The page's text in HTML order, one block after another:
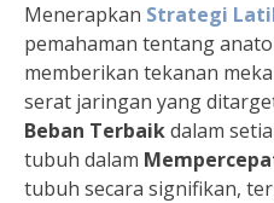
Menerapkan Strategi
pemahaman tentang
memberikan tekanan
serat jaringan yang
Beban Terbaikdalam
tubuh dalam
tubuh secara signifikan,